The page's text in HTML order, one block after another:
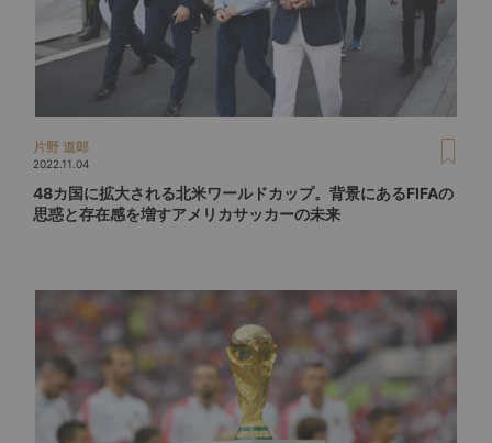
片野 道郎
2022.11.04
48カ国に拡大される北米ワールドカップ。背景にあるFIFAの
思惑と存在感を増すアメリカサッカーの未来